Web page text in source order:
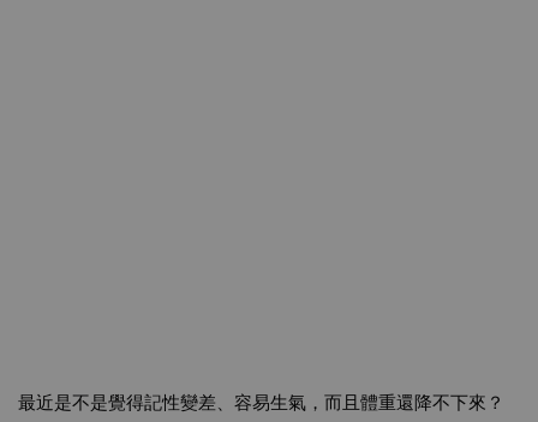
最近是不是覺得記性變差、容易生氣，而且體重還降不下來？